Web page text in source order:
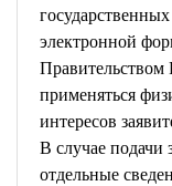
электронной
применяться
интересов
В случае подачи
отдельные